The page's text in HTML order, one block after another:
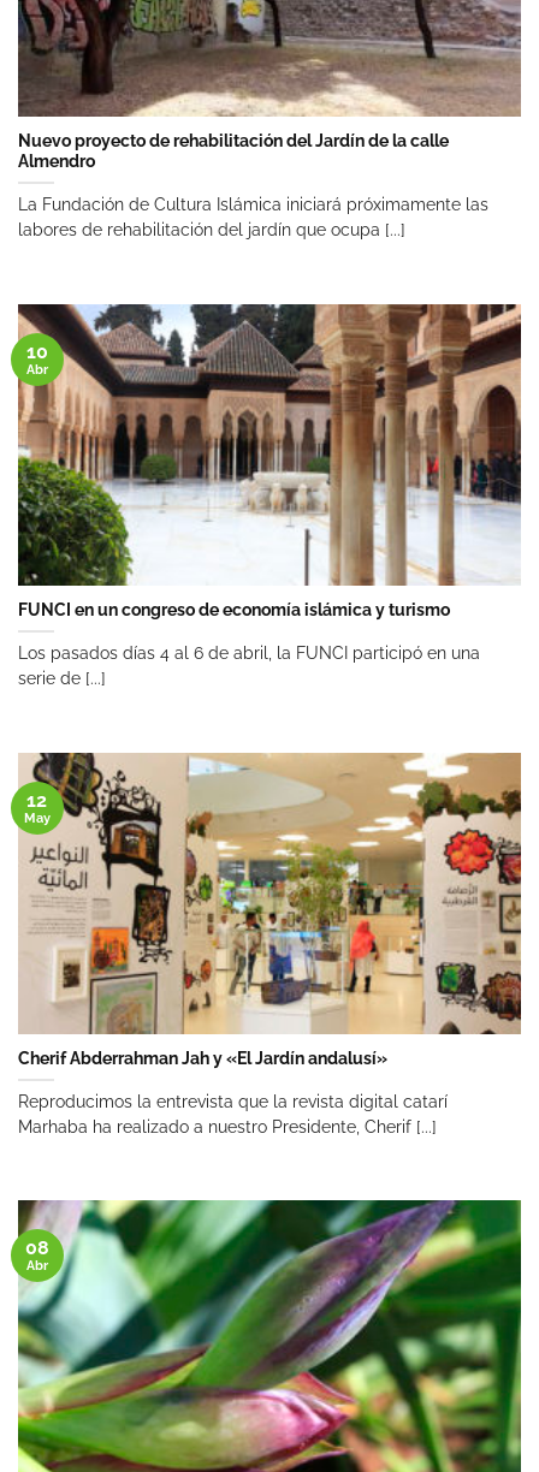
Nuevo proyecto de rehabilitación del Jardín de la calle
Almendro
La Fundación de Cultura Islámica iniciará próximamente las
labores de rehabilitación del jardín que ocupa [...]
FUNCI en un congreso de economía islámica y turismo
Los pasados días 4 al 6 de abril, la FUNCI participó en una
serie de [...]
10
Abr
Cherif Abderrahman Jah y «El Jardín andalusí»
Reproducimos la entrevista que la revista digital catarí
Marhaba ha realizado a nuestro Presidente, Cherif [...]
12
May
08
Abr